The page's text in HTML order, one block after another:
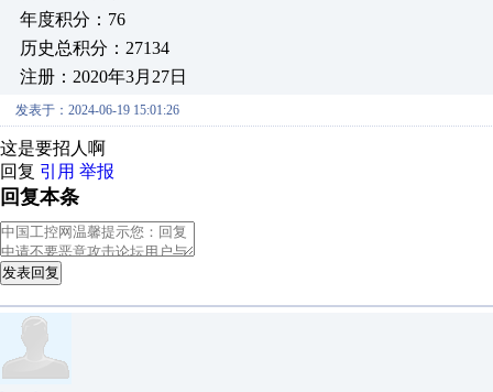
年度积分：76
历史总积分：27134
注册：2020年3月27日
发表于：2024-06-19 15:01:26
这是要招人啊
回复 引用 举报
回复本条
发表回复